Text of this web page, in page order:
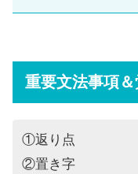
重要文法事項
①返り点
②置き字